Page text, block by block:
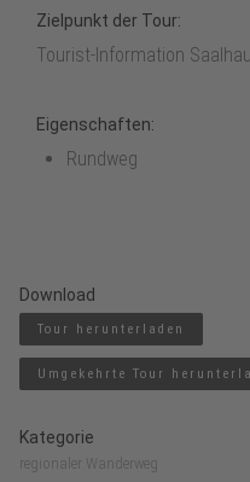
Zielpunkt der Tour:
Tourist-Information
Eigenschaften:
Rundweg
Download
Tour herunterladen
Umgekehrte Tour
Kategorie
regionaler Wanderweg